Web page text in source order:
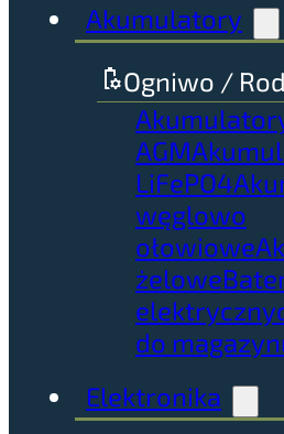
Akumulatory
Ogniwo /
AGM
LiFePO4
węglowo
ołowiowe
żelowe
do
Elektronika